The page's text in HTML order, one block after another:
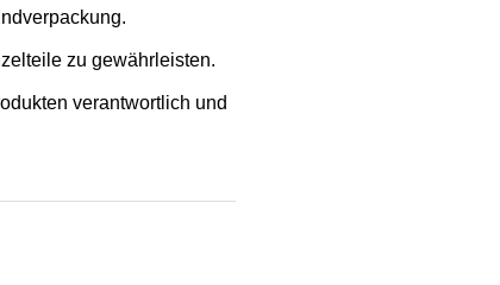
zu gewährleisten.
verantwortlich und